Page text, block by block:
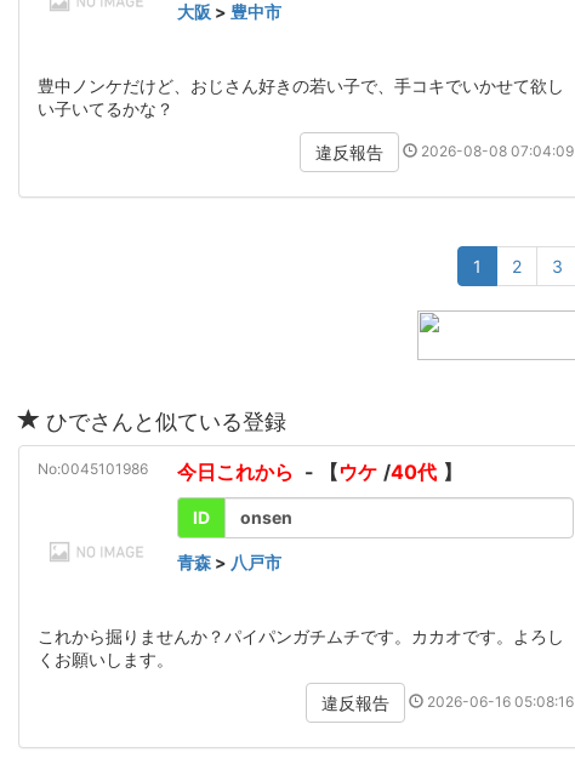
大阪 > 豊中市
豊中ノンケだけど、おじさん好きの若い子で、手コキでいかせて欲し
い子いてるかな？
違反報告 2026-08-08 07:04:09
1 2 3
ひでさんと似ている登録
No:0045101986 今日これから - 【ウケ /40代 】
ID onsen
青森 > 八戸市
これから掘りませんか？パイパンガチムチです。カカオです。よろし
くお願いします。
違反報告 2026-06-16 05:08:16